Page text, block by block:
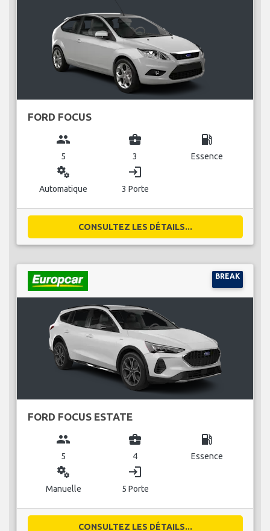
FORD FOCUS
group
5
business_center
3
local_gas_station
Essence
miscellaneous_services
Automatique
login
3 Porte
CONSULTEZ LES DÉTAILS...
BREAK
FORD FOCUS ESTATE
group
5
business_center
4
local_gas_station
Essence
miscellaneous_services
Manuelle
login
5 Porte
CONSULTEZ LES DÉTAILS...